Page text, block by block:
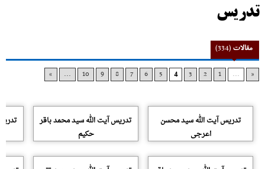
تدریس
مقالات(334)
«
...
1
2
3
4
5
6
7
8
9
10
...
»
تدریس آیت الله سید محسن
اعرجی
تدریس آیت الله سید محمد باقر
حکیم